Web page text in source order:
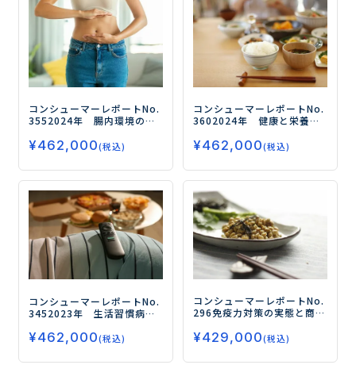
コンシューマーレポートNo.
3552024年 腸内環境の対
疫力」「ストレス」「睡
眠」に加え、「オーラルケ
ア」「スキンケア」など多
様化する健康ニーズ－
¥462,000(税込)
コンシューマーレポートNo.
3602024年 健康と栄養に
弾）－「プロテイン」の摂
取率が5年連続で上昇、
「免疫力向上」はコロナ収
束後も依然として高いニー
ズを保つ－
¥462,000(税込)
コンシューマーレポートNo.
3452023年 生活習慣病対
―今後の対策ニーズが高い
健康数値は 「体重」「血
圧」「体脂肪率」「中性脂
¥462,000(税込)
コンシューマーレポートNo.
296免疫力対策の実態と商品
疫力の重要性を再認識した
人多数！対策の継続意向も
非常に高い―
¥429,000(税込)